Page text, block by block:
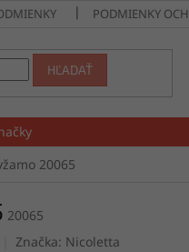
PODMIENKY
HĽADAŤ
20065
20065
Značka: Nicoletta